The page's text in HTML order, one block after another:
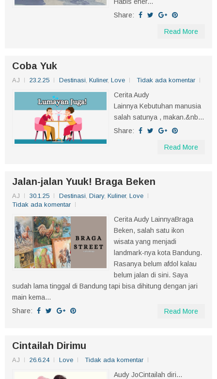
Share:
Read More
Coba Yuk
AJ 23.2.25 Destinasi Kuliner, Love Tidak ada komentar
Cerita Audy
Lainnya Kebutuhan manusia
salah satunya , makan.&nb...
Share:
Read More
Jalan-jalan Yuuk! Braga Beken
AJ 30.1.25 Destinasi Diary, Kuliner, Love
Tidak ada komentar
Cerita Audy LainnyaBraga
Beken, salah satu ikon
wisata yang menjadi
landmark-nya kota Bandung.
Rasanya belum afdol kalau
belum jalan di sini. Saya
sudah lama tinggal di Bandung tapi bisa dihitung dengan jari
main kema...
Share:
Read More
Cintailah Dirimu
AJ 26.6.24 Love Tidak ada komentar
Audy JoCintailah diri...